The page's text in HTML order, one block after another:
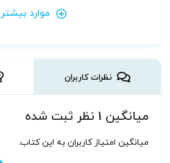
موارد بیشتر
نظرات کاربران
میانگین 1 نظر ثبت شده
میانگین امتیاز کاربران به این کتاب.